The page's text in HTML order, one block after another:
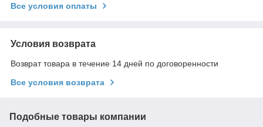
Все условия оплаты
Условия возврата
Возврат товара в течение 14 дней по договоренности
Все условия возврата
Подобные товары компании